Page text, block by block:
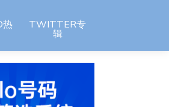
热 TWITTER专
辑